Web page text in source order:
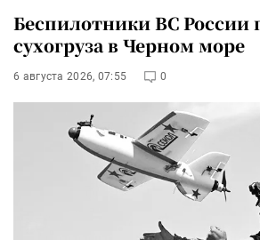
Беспилотники ВС России
сухогруза в Черном море
6 августа 2026, 07:55 0